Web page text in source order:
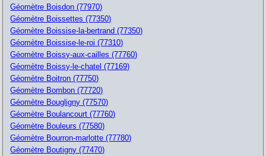
Géomètre Boisdon (77970)
Géomètre Boissettes (77350)
Géomètre Boissise-la-bertrand (77350)
Géomètre Boissise-le-roi (77310)
Géomètre Boissy-aux-cailles (77760)
Géomètre Boissy-le-chatel (77169)
Géomètre Boitron (77750)
Géomètre Bombon (77720)
Géomètre Bougligny (77570)
Géomètre Boulancourt (77760)
Géomètre Bouleurs (77580)
Géomètre Bourron-marlotte (77780)
Géomètre Boutigny (77470)